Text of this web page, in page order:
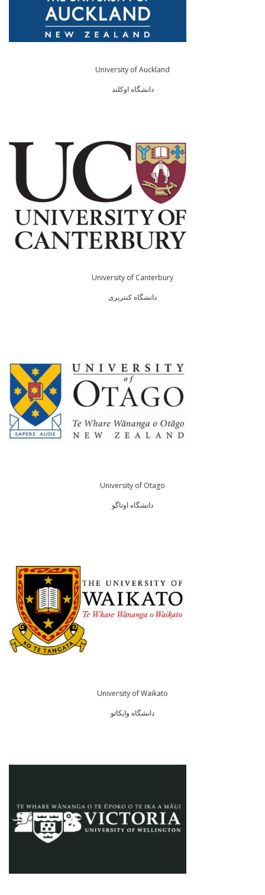
University of Auckland
دانشگاه اوکلند
University of Canterbury
دانشگاه کنتربری
University of Otago
دانشگاه اوتاگو
University of Waikato
دانشگاه وایکاتو